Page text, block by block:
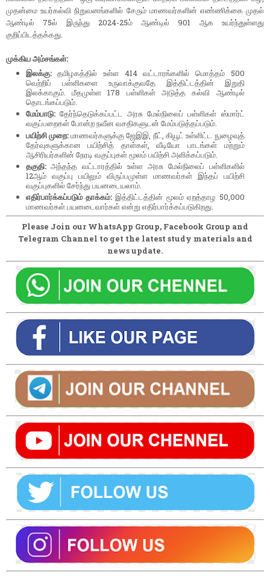
முதன்மை உயர்கல்வி நிறுவனங்களில் சேரும் மாணவர்களின் எண்ணிக்கை முதல்
ஆண்டில் 75ல் இருந்து 2024-25ம் ஆண்டில் 901 ஆக உயர்ந்துள்ளது
குறிப்பிடத்தக்கது.
முக்கிய அம்சங்கள்:
இலக்கு:தமிழகத்தில் உள்ள 414 வட்டாரங்களில் மொத்தம் 500
வெற்றிப் பள்ளிகளை உருவாக்குவதே இத்திட்டத்தின் இறுதி
இலக்காகும். மீதமுள்ள 178 பள்ளிகள் அடுத்த கல்வி ஆண்டில்
தொடங்கப்படும்.
மேம்பாடு:தேர்ந்தெடுக்கப்பட்ட அரசு மேல்நிலைப் பள்ளிகள் ஸ்மார்ட்
வகுப்பறைகள் போன்ற நவீன வசதிகளுடன் மேம்படுத்தப்படும்.
பயிற்சி முறை:மாணவர்களுக்கு ஜேஇஇ, நீட், கியூட் உள்ளிட்ட நுழைவுத்
தேர்வுகளுக்கான பயிற்சித் தாள்கள், வீடியோ பாடங்கள் மற்றும்
ஆசிரியர்களின் நேரடி வகுப்புகள் மூலம் பயிற்சி அளிக்கப்படும்.
தகுதி:அந்தந்த வட்டாரத்தில் உள்ள அரசு மேல்நிலைப் பள்ளிகளில்
12ஆம் வகுப்பு பயிலும் விருப்பமுள்ள மாணவர்கள் இந்தப் பயிற்சி
வகுப்புகளில் சேர்ந்து பயனடையலாம்.
எதிர்பார்க்கப்படும் தாக்கம்:இத்திட்டத்தின் மூலம் ஏறத்தாழ 50,000
மாணவர்கள் பயனடைவார்கள் என்று எதிர்பார்க்கப்படுகிறது.
Please Join our WhatsApp Group, Facebook Group and
Telegram Channel to get the latest study materials and
news update.